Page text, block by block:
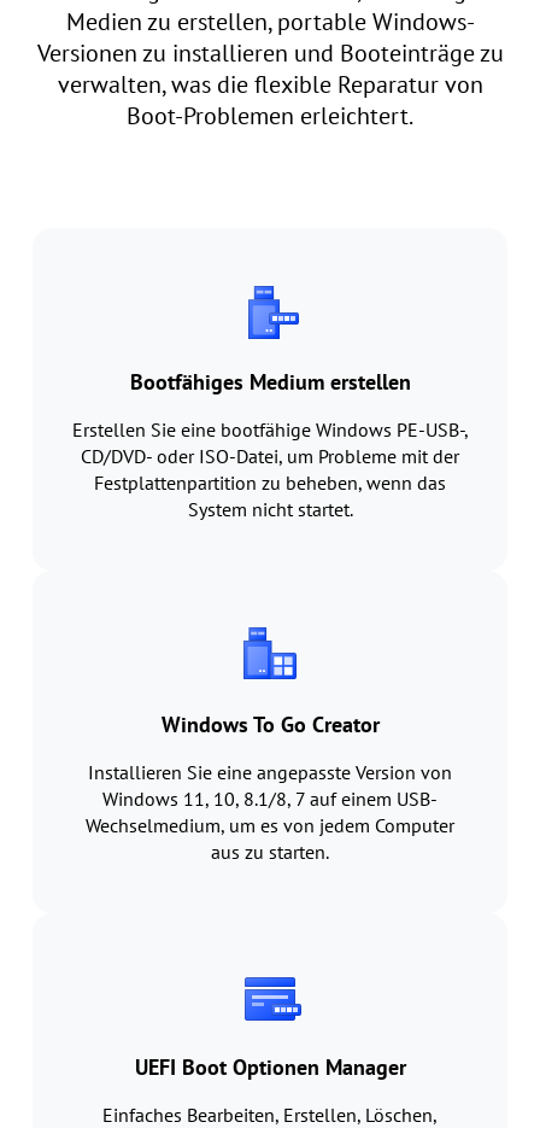
Medien zu erstellen, portable Windows-
Versionen zu installieren und Booteinträge zu
verwalten, was die flexible Reparatur von
Boot-Problemen erleichtert.
Bootfähiges Medium erstellen
Erstellen Sie eine bootfähige Windows PE-USB-,
CD/DVD- oder ISO-Datei, um Probleme mit der
Festplattenpartition zu beheben, wenn das
System nicht startet.
Windows To Go Creator
Installieren Sie eine angepasste Version von
Windows 11, 10, 8.1/8, 7 auf einem USB-
Wechselmedium, um es von jedem Computer
aus zu starten.
UEFI Boot Optionen Manager
Einfaches Bearbeiten, Erstellen, Löschen,